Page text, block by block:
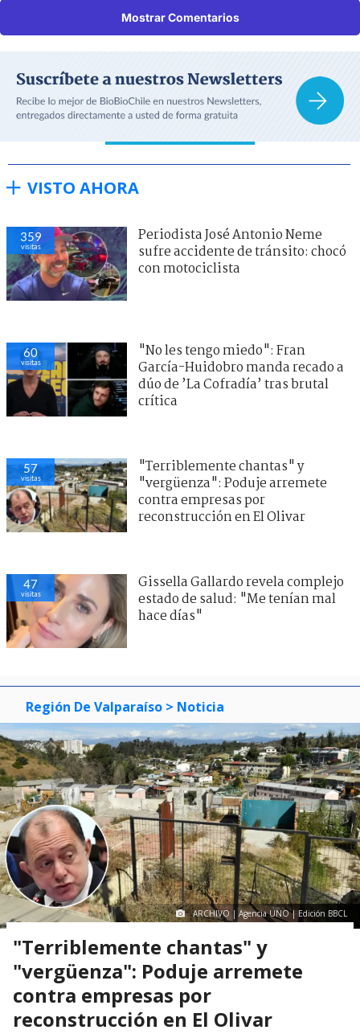
Mostrar Comentarios
VISTO AHORA
359
visitas
Periodista José Antonio Neme
sufre accidente de tránsito: chocó
con motociclista
60
visitas
"No les tengo miedo": Fran
García-Huidobro manda recado a
dúo de ’La Cofradía’ tras brutal
crítica
57
visitas
"Terriblemente chantas" y
"vergüenza": Poduje arremete
contra empresas por
reconstrucción en El Olivar
47
visitas
Gissella Gallardo revela complejo
estado de salud: "Me tenían mal
hace días"
Región De Valparaíso > Noticia
ARCHIVO | Agencia UNO | Edición BBCL
"Terriblemente chantas" y
"vergüenza": Poduje arremete
contra empresas por
reconstrucción en El Olivar